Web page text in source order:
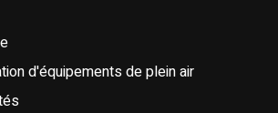
d'équipements de plein air